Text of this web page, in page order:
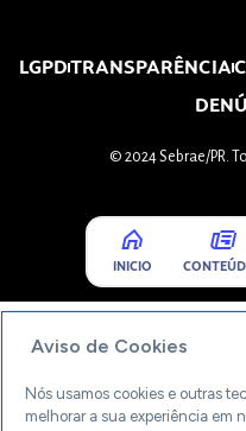
LGPDTRANSPARÊNCIA
© 2024 Sebrae/PR.
INICIO
Aviso de Cookies
Nós usamos cookies e outras
melhorar a sua experiência em